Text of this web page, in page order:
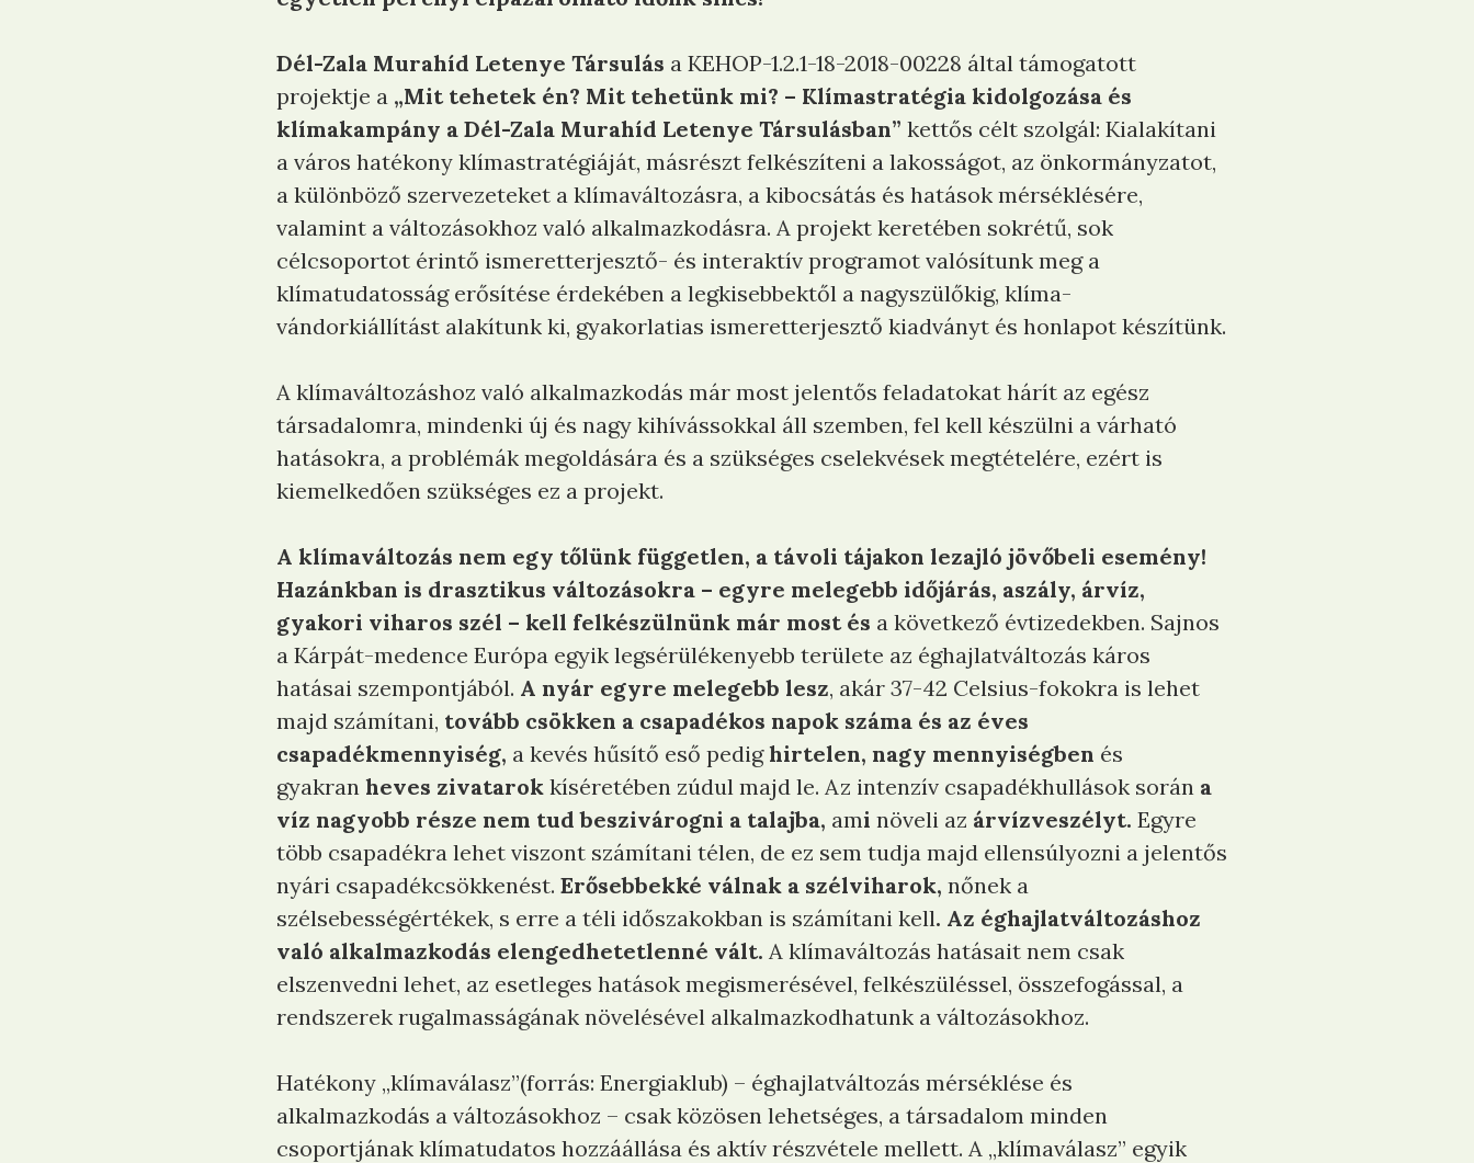
Dél-Zala Murahíd Letenye Társulás a KEHOP-1.2.1-18-2018-00228 által támogatott
projektje a „Mit tehetek én? Mit tehetünk mi? – Klímastratégia kidolgozása és
klímakampány a Dél-Zala Murahíd Letenye Társulásban” kettős célt szolgál: Kialakítani
a város hatékony klímastratégiáját, másrészt felkészíteni a lakosságot, az önkormányzatot,
a különböző szervezeteket a klímaváltozásra, a kibocsátás és hatások mérséklésére,
valamint a változásokhoz való alkalmazkodásra. A projekt keretében sokrétű, sok
célcsoportot érintő ismeretterjesztő- és interaktív programot valósítunk meg a
klímatudatosság erősítése érdekében a legkisebbektől a nagyszülőkig, klíma-
vándorkiállítást alakítunk ki, gyakorlatias ismeretterjesztő kiadványt és honlapot készítünk.
A klímaváltozáshoz való alkalmazkodás már most jelentős feladatokat hárít az egész
társadalomra, mindenki új és nagy kihívássokkal áll szemben, fel kell készülni a várható
hatásokra, a problémák megoldására és a szükséges cselekvések megtételére, ezért is
kiemelkedően szükséges ez a projekt.
A klímaváltozás nem egy tőlünk független, a távoli tájakon lezajló jövőbeli esemény!
Hazánkban is drasztikus változásokra – egyre melegebb időjárás, aszály, árvíz,
gyakori viharos szél – kell felkészülnünk már most és a következő évtizedekben. Sajnos
a Kárpát-medence Európa egyik legsérülékenyebb területe az éghajlatváltozás káros
hatásai szempontjából. A nyár egyre melegebb lesz, akár 37-42 Celsius-fokokra is lehet
majd számítani, tovább csökken a csapadékos napok száma és az éves
csapadékmennyiség, a kevés hűsítő eső pedighirtelen, nagy mennyiségben és
gyakran heves zivatarok kíséretében zúdul majd le. Az intenzív csapadékhullások során a
víz nagyobb része nem tud beszivárogni a talajba, ami növeli az árvízveszélyt. Egyre
több csapadékra lehet viszont számítani télen, de ez sem tudja majd ellensúlyozni a jelentős
nyári csapadékcsökkenést. Erősebbekké válnak a szélviharok, nőnek a
szélsebességértékek, s erre a téli időszakokban is számítani kell. Az éghajlatváltozáshoz
való alkalmazkodás elengedhetetlenné vált. A klímaváltozás hatásait nem csak
elszenvedni lehet, az esetleges hatások megismerésével, felkészüléssel, összefogással, a
rendszerek rugalmasságának növelésével alkalmazkodhatunk a változásokhoz.
Hatékony „klímaválasz”(forrás: Energiaklub) – éghajlatváltozás mérséklése és
alkalmazkodás a változásokhoz – csak közösen lehetséges, a társadalom minden
csoportjának klímatudatos hozzáállása és aktív részvétele mellett. A „klímaválasz” egyik